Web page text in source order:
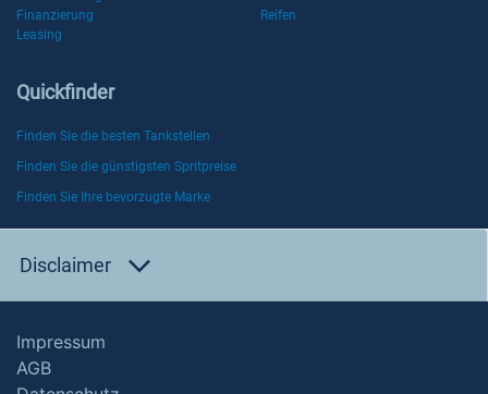
Finanzierung
Reifen
Leasing
Quickfinder
Finden Sie die besten Tankstellen
Finden Sie die günstigsten Spritpreise
Finden Sie Ihre bevorzugte Marke
Disclaimer
Impressum
AGB